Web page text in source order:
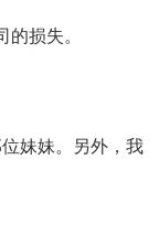
损失。
妹妹。另外，我